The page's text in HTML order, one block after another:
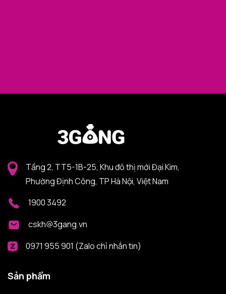
Tầng 2, TT5-1B-25, Khu đô thị mới Đại Kim,
Phường Định Công, TP Hà Nội, Việt Nam
1900 3492
cskh@3gang.vn
0971 955 901 (Zalo chỉ nhắn tin)
Sản phẩm